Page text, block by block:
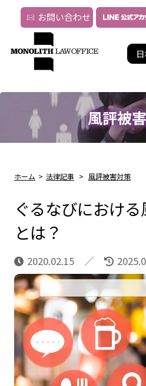
お問い合わせ
風評被
ホーム > 法律記事 > 風評被害対策
ぐるなびにおけ
とは？
2020.02.15